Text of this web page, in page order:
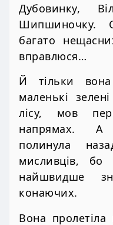
Дубовинку,
Шипшиночку.
багато
вправлюся…
Й тільки
маленькі
лісу, мов
напрямах. А
полинула
мисливців, бо
найшвидше
конаючих.
Вона